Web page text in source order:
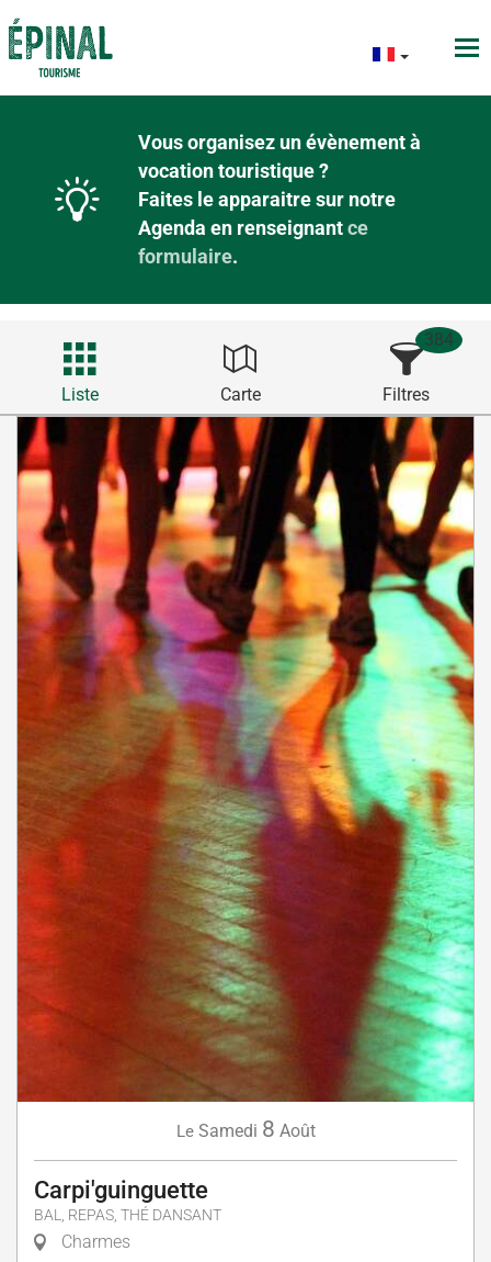
Vous organisez un évènement à
vocation touristique ?
Faites le apparaitre sur notre
Agenda en renseignantce
formulaire.
Liste Carte Filtres
384
Le Samedi 8 Août
Carpi'guinguette
BAL, REPAS, THÉ DANSANT
Charmes